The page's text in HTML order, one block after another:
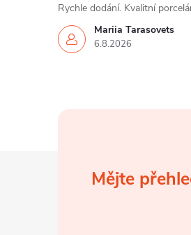
Mariia Tarasovets
6.8.2026
Rychle dodání. Kvalitní
Mějte